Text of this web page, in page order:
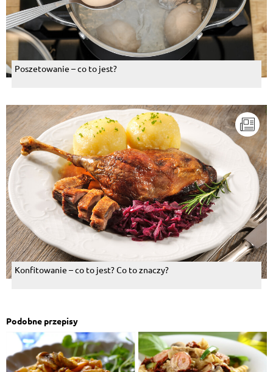
Poszetowanie – co to jest?
Konfitowanie – co to jest? Co to znaczy?
Podobne przepisy